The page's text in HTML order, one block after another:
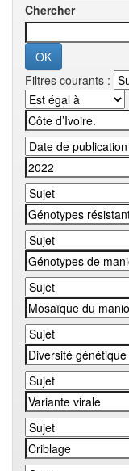
Chercher
Filtres courants :